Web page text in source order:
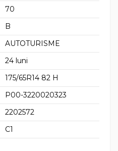
70
B
AUTOTURISME
24 luni
175/65R14 82 H
P00-3220020323
2202572
C1